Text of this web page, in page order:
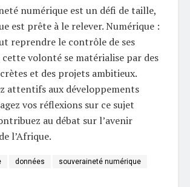
numérique est un défi de taille,
est prête à le relever. Numérique :
reprendre le contrôle de ses
cette volonté se matérialise par des
et des projets ambitieux.
attentifs aux développements
vos réflexions sur ce sujet
au débat sur l’avenir
l’Afrique.
données souveraineté numérique